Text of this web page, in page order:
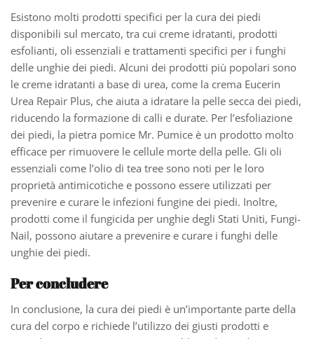
Esistono molti prodotti specifici per la cura dei piedi
disponibili sul mercato, tra cui creme idratanti, prodotti
esfolianti, oli essenziali e trattamenti specifici per i funghi
delle unghie dei piedi. Alcuni dei prodotti più popolari sono
le creme idratanti a base di urea, come la crema Eucerin
Urea Repair Plus, che aiuta a idratare la pelle secca dei piedi,
riducendo la formazione di calli e durate. Per l’esfoliazione
dei piedi, la pietra pomice Mr. Pumice è un prodotto molto
efficace per rimuovere le cellule morte della pelle. Gli oli
essenziali come l’olio di tea tree sono noti per le loro
proprietà antimicotiche e possono essere utilizzati per
prevenire e curare le infezioni fungine dei piedi. Inoltre,
prodotti come il fungicida per unghie degli Stati Uniti, Fungi-
Nail, possono aiutare a prevenire e curare i funghi delle
unghie dei piedi.
Per concludere
In conclusione, la cura dei piedi è un’importante parte della
cura del corpo e richiede l’utilizzo dei giusti prodotti e